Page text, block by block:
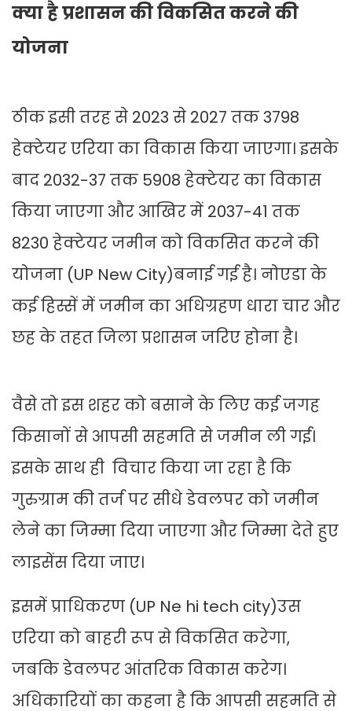
क्या है प्रशासन की विकसित करने की
योजना
ठीक इसी तरह से 2023 से 2027 तक 3798
हेक्टेयर एरिया का विकास किया जाएगा। इसके
बाद 2032-37 तक 5908 हेक्टेयर का विकास
किया जाएगा और आखिर में 2037-41 तक
8230 हेक्टेयर जमीन को विकसित करने की
योजना (UP New City)बनाई गई है। नोएडा के
कई हिस्सें में जमीन का अधिग्रहण धारा चार और
छह के तहत जिला प्रशासन जरिए होना है।
वैसे तो इस शहर को बसाने के लिए कई जगह
किसानों से आपसी सहमति से जमीन ली गई।
इसके साथ ही विचार किया जा रहा है कि
गुरुग्राम की तर्ज पर सीधे डेवलपर को जमीन
लेने का जिम्मा दिया जाएगा और जिम्मा देते हुए
लाइसेंस दिया जाए।
इसमें प्राधिकरण (UP Ne hi tech city)उस
एरिया को बाहरी रूप से विकसित करेगा,
जबकि डेवलपर आंतरिक विकास करेग।
अधिकारियों का कहना है कि आपसी सहमति से